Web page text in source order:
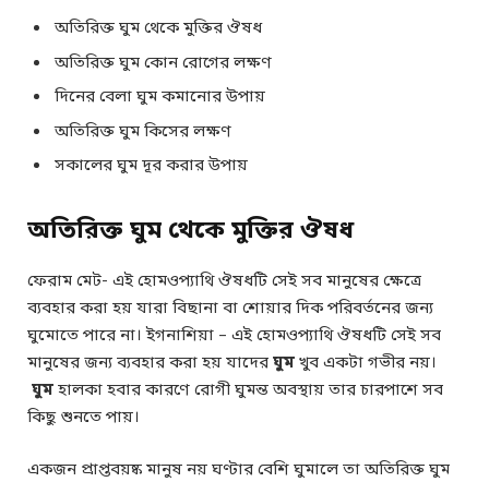
অতিরিক্ত ঘুম থেকে মুক্তির ঔষধ
অতিরিক্ত ঘুম কোন রোগের লক্ষণ
দিনের বেলা ঘুম কমানোর উপায়
অতিরিক্ত ঘুম কিসের লক্ষণ
সকালের ঘুম দূর করার উপায়
অতিরিক্ত ঘুম থেকে মুক্তির ঔষধ
ফেরাম মেট- এই হোমওপ্যাথি ঔষধটি সেই সব মানুষের ক্ষেত্রে
ব্যবহার করা হয় যারা বিছানা বা শোয়ার দিক পরিবর্তনের জন্য
ঘুমোতে পারে না। ইগনাশিয়া – এই হোমওপ্যাথি ঔষধটি সেই সব
মানুষের জন্য ব্যবহার করা হয় যাদের ঘুম খুব একটা গভীর নয়।
ঘুম হালকা হবার কারণে রোগী ঘুমন্ত অবস্থায় তার চারপাশে সব
কিছু শুনতে পায়।
একজন প্রাপ্তবয়ষ্ক মানুষ নয় ঘণ্টার বেশি ঘুমালে তা অতিরিক্ত ঘুম